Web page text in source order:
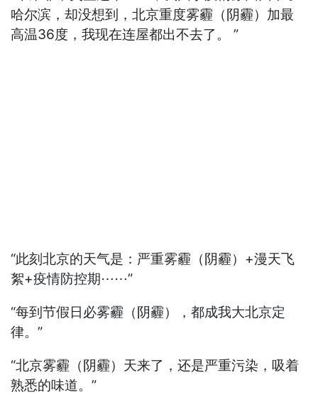
哈尔滨，却没想到，北京重度雾霾（阴霾）加最
高温36度，我现在连屋都出不去了。 ”
“此刻北京的天气是：严重雾霾（阴霾）+漫天飞
絮+疫情防控期⋯⋯”
“每到节假日必雾霾（阴霾），都成我大北京定
律。”
“北京雾霾（阴霾）天来了，还是严重污染，吸着
熟悉的味道。”